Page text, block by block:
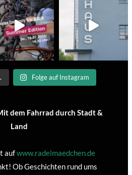
Folge auf Instagram
dem Fahrrad durch Stadt &
Land
aufwww.radelmaedchen.de
Ob Geschichten rund ums